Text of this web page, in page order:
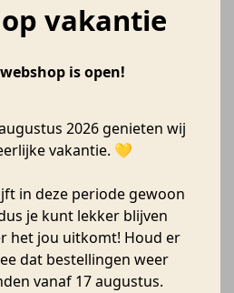
vakantie
is open!
2026 genieten wij
vakantie. 💛
in deze periode gewoon
je kunt lekker blijven
het jou uitkomt! Houd er
dat bestellingen weer
vanaf 17 augustus.